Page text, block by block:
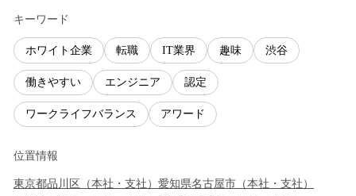
キーワード
ホワイト企業 転職 IT業界 趣味 渋谷
働きやすい エンジニア 認定
ワークライフバランス アワード
位置情報
東京都品川区 （本社・支社 ） 愛知県名古屋市 （本社・支社 ）